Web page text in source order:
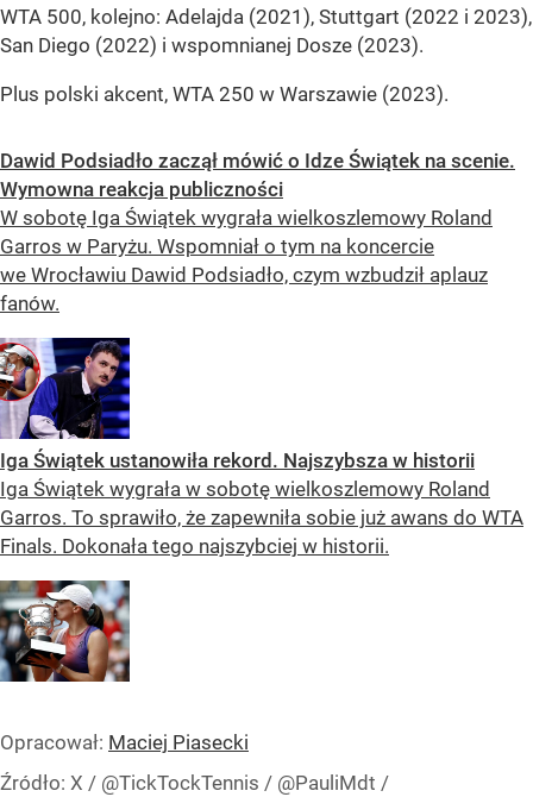
WTA 500, kolejno: Adelajda (2021), Stuttgart (2022 i 2023),
San Diego (2022) i wspomnianej Dosze (2023).
Plus polski akcent, WTA 250 w Warszawie (2023).
Dawid Podsiadło zaczął mówić o Idze Świątek na scenie.
Wymowna reakcja publiczności
W sobotę Iga Świątek wygrała wielkoszlemowy Roland
Garros w Paryżu. Wspomniał o tym na koncercie
we Wrocławiu Dawid Podsiadło, czym wzbudził aplauz
fanów.
Iga Świątek ustanowiła rekord. Najszybsza w historii
Iga Świątek wygrała w sobotę wielkoszlemowy Roland
Garros. To sprawiło, że zapewniła sobie już awans do WTA
Finals. Dokonała tego najszybciej w historii.
Opracował: Maciej Piasecki
Źródło: X / @TickTockTennis / @PauliMdt /